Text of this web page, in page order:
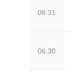
06:31
06:30